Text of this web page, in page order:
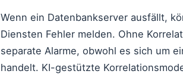
Wenn ein Datenbankserver ausfällt,
Diensten Fehler melden. Ohne
separate Alarme, obwohl es sich um
handelt. KI-gestützte